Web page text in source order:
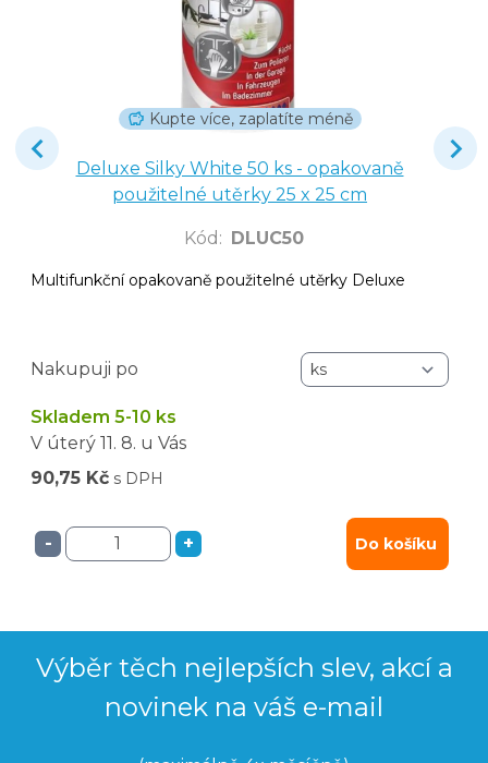
Kupte více, zaplatíte méně
Deluxe Silky White 50 ks - opakovaně
použitelné utěrky 25 x 25 cm
Kód : DLUC50
Multifunkční opakovaně použitelné utěrky Deluxe
Nakupuji po
Skladem 5-10 ks
V úterý 11. 8. u Vás
90,75 Kč s DPH
- + Do košíku
Výběr těch nejlepších slev, akcí a
novinek na váš e-mail